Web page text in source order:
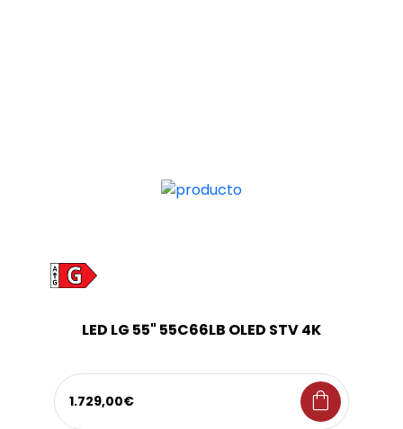
LED LG 55" 55C66LB OLED STV 4K
1.729,00€ shopping_bag